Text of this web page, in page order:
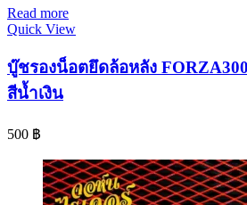
Read more
Quick View
บู๊ชรองน็อตยึดล้อหลัง
สีน้ำเงิน
500 ฿